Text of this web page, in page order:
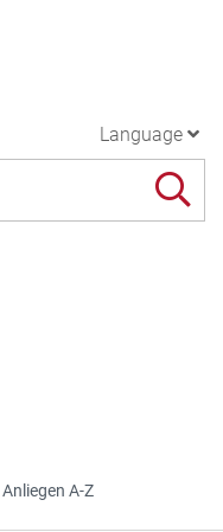
Language
Anliegen A-Z